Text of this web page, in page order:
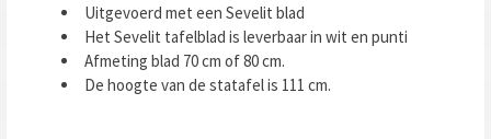
Uitgevoerd met een Sevelit blad
Het Sevelit tafelblad is leverbaar in wit en punti
Afmeting blad 70 cm of 80 cm.
De hoogte van de statafel is 111 cm.